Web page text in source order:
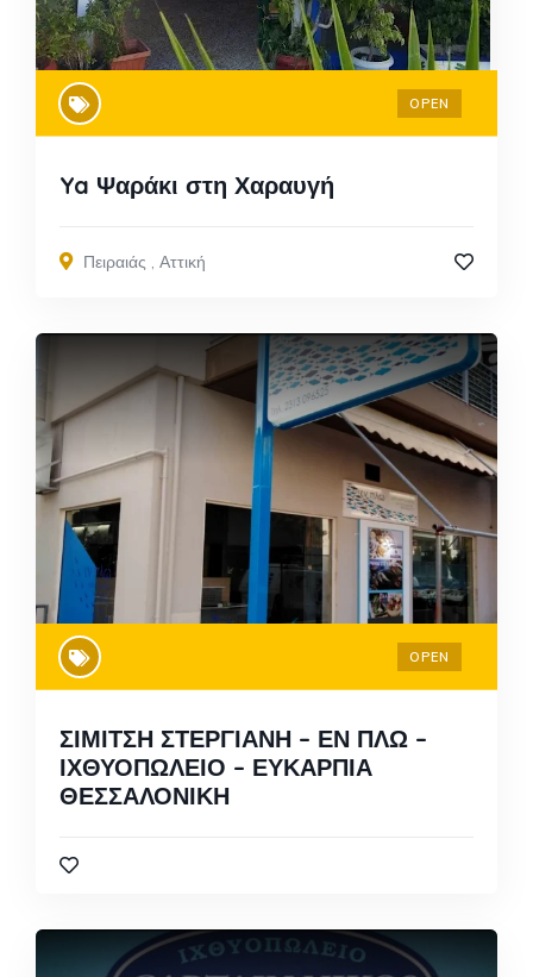
OPEN
Ya Ψαράκι στη Χαραυγή
Πειραιάς Αττική
OPEN
ΣΙΜΙΤΣΗ ΣΤΕΡΓΙΑΝΗ – ΕΝ ΠΛΩ –
ΙΧΘΥΟΠΩΛΕΙΟ – ΕΥΚΑΡΠΙΑ
ΘΕΣΣΑΛΟΝΙΚΗ